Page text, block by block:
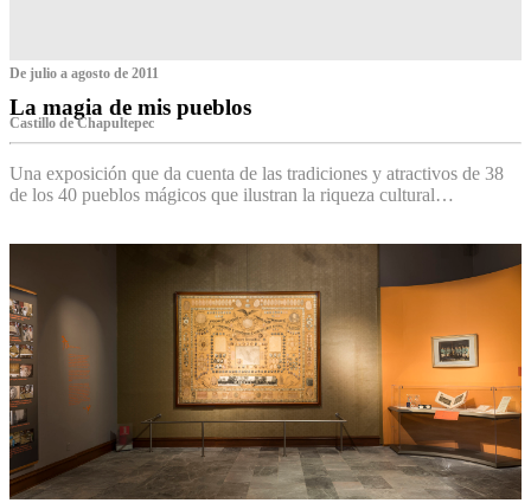
De julio a agosto de 2011
La magia de mis pueblos
Castillo de Chapultepec
Una exposición que da cuenta de las tradiciones y atractivos de 38
de los 40 pueblos mágicos que ilustran la riqueza cultural…